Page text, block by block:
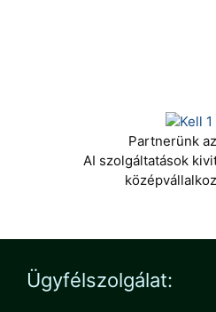
Partnerünk az
AI szolgáltatások
Ügyfélszolgálat: